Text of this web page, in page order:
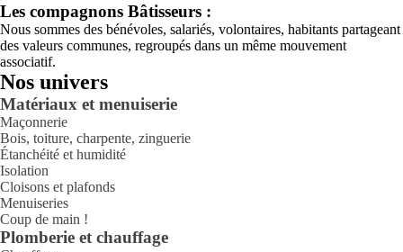
Les compagnons Bâtisseurs :
Nous sommes des bénévoles, salariés, volontaires, habitants partageant
des valeurs communes, regroupés dans un même mouvement
associatif.
Nos univers
Matériaux et menuiserie
Maçonnerie
Bois, toiture, charpente, zinguerie
Étanchéité et humidité
Isolation
Cloisons et plafonds
Menuiseries
Coup de main !
Plomberie et chauffage